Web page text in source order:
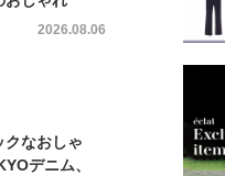
2026.08.06
クなおしゃ
デニム、